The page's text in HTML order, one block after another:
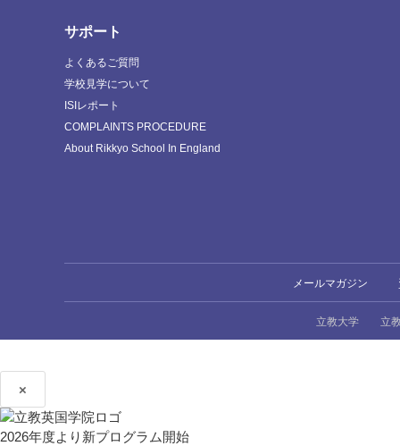
サポート
よくあるご質問
学校見学について
ISIレポート
COMPLAINTS PROCEDURE
About Rikkyo School In England
メールマガジン
立教大学 立
×
2026年度より新プログラム開始